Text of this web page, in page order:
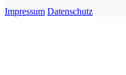
Impressum Datenschutz